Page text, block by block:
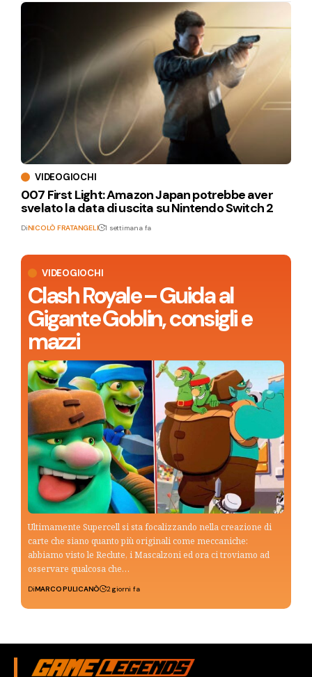
VIDEOGIOCHI
Clash Royale – Guida al
Gigante Goblin, consigli e
mazzi
Ultimamente Supercell si sta focalizzando nella creazione di
carte che siano quanto più originali come meccaniche:
abbiamo visto le Reclute, i Mascalzoni ed ora ci troviamo ad
osservare qualcosa che…
DiMARCO PULICANÒ 2 giorni fa
VIDEOGIOCHI
007 First Light: Amazon Japan potrebbe aver
svelato la data di uscita su Nintendo Switch 2
DiNICOLÒ FRATANGELI 1 settimana fa